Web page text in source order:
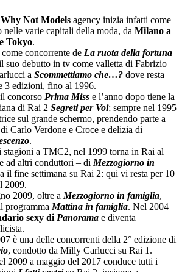
Why Not Models agency inizia infatti come
nelle varie capitali della moda, da Milano a
Tokyo.
concorrente de La ruota della fortuna
suo debutto in tv come valletta di Fabrizio
a Scommettiamo che…? dove resta
3 edizioni, fino al 1996.
concorso Prima Miss e l’anno dopo tiene la
di Rai 2 Segreti per Voi; sempre nel 1995
sul grande schermo, prendendo parte a
di Carlo Verdone e Croce e delizia di
.
a TMC2, nel 1999 torna in Rai al
ad altri conduttori – di Mezzogiorno in
il fine settimana su Rai 2: qui vi resta per 10
2009.
2009, oltre a Mezzogiorno in famiglia,
programma Mattina in famiglia. Nel 2004
sexy di Panorama e diventa
è una delle concorrenti della 2° edizione di
, condotto da Milly Carlucci su Rai 1.
2009 a maggio del 2017 conduce tutti i